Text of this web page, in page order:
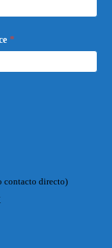
*
contacto directo)